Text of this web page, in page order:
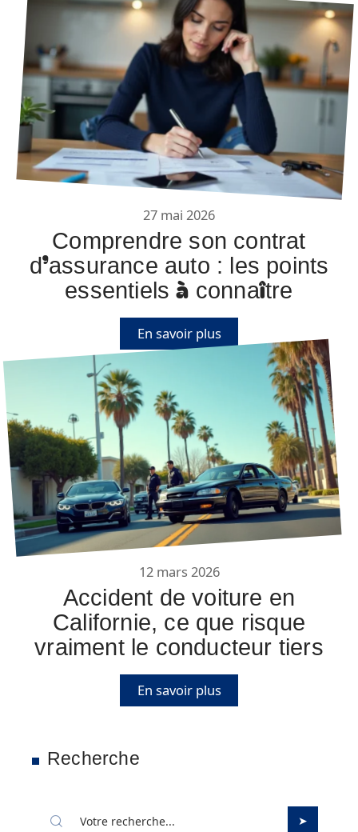
27 mai 2026
Comprendre son contrat
d’assurance auto : les points
essentiels à connaître
En savoir plus
12 mars 2026
Accident de voiture en
Californie, ce que risque
vraiment le conducteur tiers
En savoir plus
Recherche